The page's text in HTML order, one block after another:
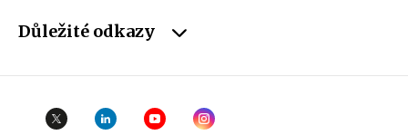
Důležité odkazy